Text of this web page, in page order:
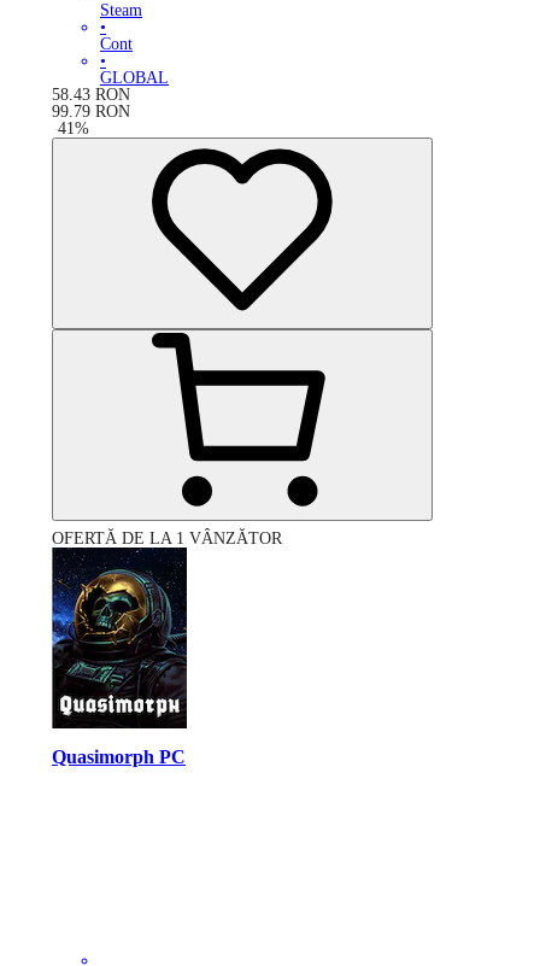
Steam
•
Cont
•
GLOBAL
58.43 RON
99.79 RON
-41%
OFERTĂ DE LA 1 VÂNZĂTOR
Quasimorph PC